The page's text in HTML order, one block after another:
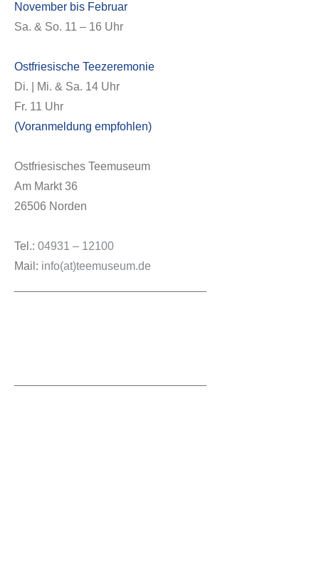
November bis Februar
Sa. & So. 11 – 16 Uhr
Ostfriesische Teezeremonie
Di. | Mi. & Sa. 14 Uhr
Fr. 11 Uhr
(Voranmeldung empfohlen)
Ostfriesisches Teemuseum
Am Markt 36
26506 Norden
Tel.: 04931 – 12100
Mail: info(at)teemuseum.de